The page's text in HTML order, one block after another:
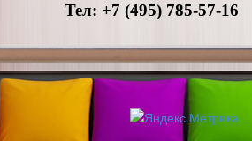
Тел: +7 (495) 785-57-16